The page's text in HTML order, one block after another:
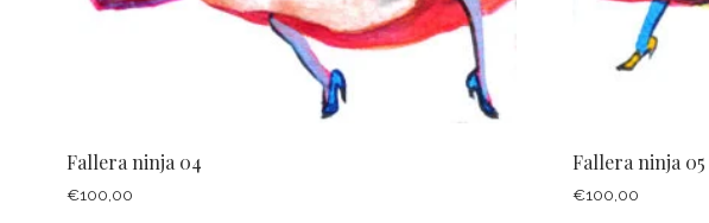
Fallera ninja 04
€100,00
Fallera ninja 05
€100,00